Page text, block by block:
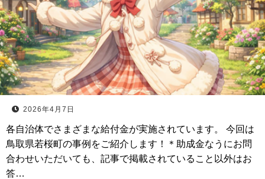
2026年4月7日
各自治体でさまざまな給付金が実施されています。 今回は
鳥取県若桜町の事例をご紹介します！＊助成金なうにお問
合わせいただいても、記事で掲載されていること以外はお
答…